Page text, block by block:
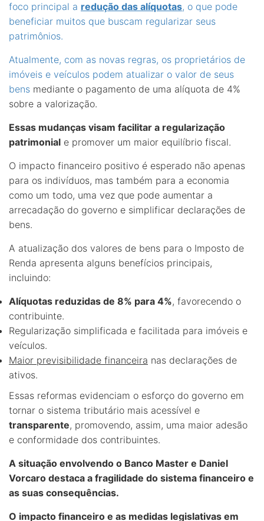
foco principal a redução das alíquotas, o que pode
beneficiar muitos que buscam regularizar seus
patrimônios.
Atualmente, com as novas regras, os proprietários de
imóveis e veículos podem atualizar o valor de seus
bens mediante o pagamento de uma alíquota de 4%
sobre a valorização.
Essas mudanças visam facilitar a regularização
patrimonial e promover um maior equilíbrio fiscal.
O impacto financeiro positivo é esperado não apenas
para os indivíduos, mas também para a economia
como um todo, uma vez que pode aumentar a
arrecadação do governo e simplificar declarações de
bens.
A atualização dos valores de bens para o Imposto de
Renda apresenta alguns benefícios principais,
incluindo:
Alíquotas reduzidas de 8% para 4%, favorecendo o
contribuinte.
Regularização simplificada e facilitada para imóveis e
veículos.
Maior previsibilidade financeira nas declarações de
ativos.
Essas reformas evidenciam o esforço do governo em
tornar o sistema tributário mais acessível e
transparente, promovendo, assim, uma maior adesão
e conformidade dos contribuintes.
A situação envolvendo o Banco Master e Daniel
Vorcaro destaca a fragilidade do sistema financeiro e
as suas consequências.
O impacto financeiro e as medidas legislativas em